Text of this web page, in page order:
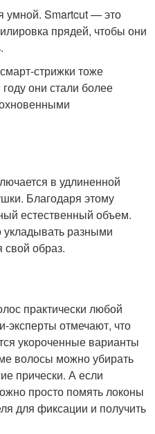
умной. Smartcut — это
прядей, чтобы они
стрижки тоже
они стали более
в удлиненной
Благодаря этому
естественный объем.
укладывать разными
образ.
практически любой
эксперты отмечают, что
укороченные варианты
волосы можно убирать
прически. А если
просто помять локоны
для фиксации и получить